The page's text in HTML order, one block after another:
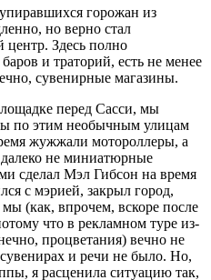
горожан из
но верно стал
центр. Здесь полно
и траторий, есть не менее
сувенирные магазины.
перед Сасси, мы
по этим необычным улицам
жужжали мотороллеры, а
не миниатюрные
сделал Мэл Гибсон на время
с мэрией, закрыл город,
(как, впрочем, вскоре после
что в рекламном туре из-
процветания) вечно не
и речи не было. Но,
я расценила ситуацию так,